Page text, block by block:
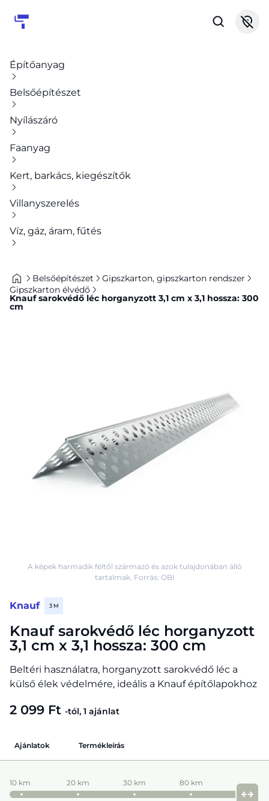
Építőanyag
Belsőépítészet
Nyílászáró
Faanyag
Kert, barkács, kiegészítők
Villanyszerelés
Víz, gáz, áram, fűtés
Belsőépítészet
Gipszkarton, gipszkarton rendszer
Gipszkarton élvédő
Knauf sarokvédő léc horganyzott 3,1 cm x 3,1 hossza: 300
cm
Knauf 3 M
Knauf sarokvédő léc horganyzott
3,1 cm x 3,1 hossza: 300 cm
Beltéri használatra, horganyzott sarokvédő léc a
külső élek védelmére, ideális a Knauf építőlapokhoz
2 099 Ft -tól, 1 ajánlat
A képek harmadik féltől származó és azok tulajdonában álló
tartalmak. Forrás: OBI
Ajánlatok Termékleírás
10 km 20 km 30 km 80 km